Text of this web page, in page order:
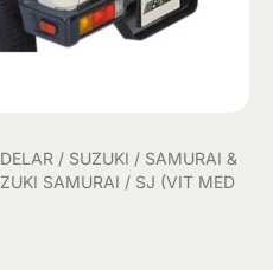
/ SUZUKI / SAMURAI &
SAMURAI / SJ (VIT MED